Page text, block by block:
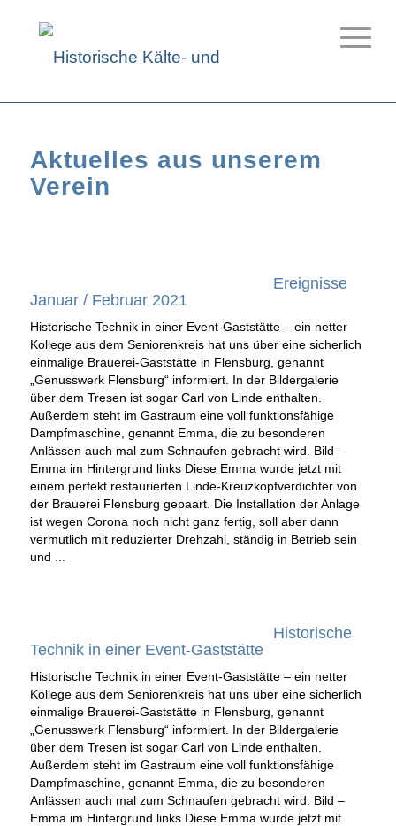
Aktuelles aus unserem
Verein
Ereignisse
Januar / Februar 2021
Historische Technik in einer Event-Gaststätte – ein netter
Kollege aus dem Seniorenkreis hat uns über eine sicherlich
einmalige Brauerei-Gaststätte in Flensburg, genannt
„Genusswerk Flensburg“ informiert. In der Bildergalerie
über dem Tresen ist sogar Carl von Linde enthalten.
Außerdem steht im Gastraum eine voll funktionsfähige
Dampfmaschine, genannt Emma, die zu besonderen
Anlässen auch mal zum Schnaufen gebracht wird. Bild –
Emma im Hintergrund links Diese Emma wurde jetzt mit
einem perfekt restaurierten Linde-Kreuzkopfverdichter von
der Brauerei Flensburg gepaart. Die Installation der Anlage
ist wegen Corona noch nicht ganz fertig, soll aber dann
vermutlich mit reduzierter Drehzahl, ständig in Betrieb sein
und ...
Historische
Technik in einer Event-Gaststätte
Historische Technik in einer Event-Gaststätte – ein netter
Kollege aus dem Seniorenkreis hat uns über eine sicherlich
einmalige Brauerei-Gaststätte in Flensburg, genannt
„Genusswerk Flensburg“ informiert. In der Bildergalerie
über dem Tresen ist sogar Carl von Linde enthalten.
Außerdem steht im Gastraum eine voll funktionsfähige
Dampfmaschine, genannt Emma, die zu besonderen
Anlässen auch mal zum Schnaufen gebracht wird. Bild –
Emma im Hintergrund links Diese Emma wurde jetzt mit